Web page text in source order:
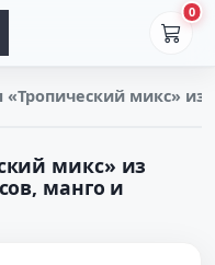
0
«Тропический микс»
микс» из
манго и